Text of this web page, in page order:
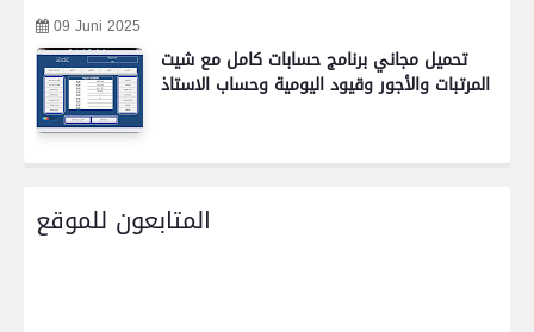
09 Juni 2025
تحميل مجاني برنامج حسابات كامل مع شيت
المرتبات والأجور وقيود اليومية وحساب الاستاذ
المتابعون للموقع